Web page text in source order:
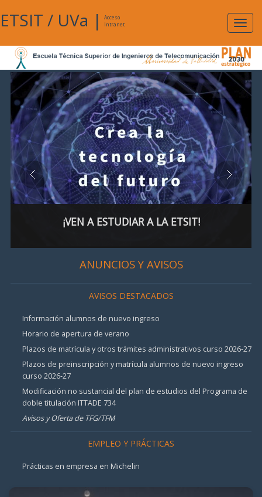
ETSIT / UVa |
Acceso
Intranet
¡VEN A ESTUDIAR A LA ETSIT!
ANUNCIOS Y AVISOS
AVISOS DESTACADOS
Información alumnos de nuevo ingreso
Horario de apertura de verano
Plazos de matrícula y otros trámites administrativos curso 2026-27
Plazos de preinscripción y matrícula alumnos de nuevo ingreso
curso 2026-27
Modificación no sustancial del plan de estudios del Programa de
doble titulación ITTADE 734
Avisos y Oferta de TFG/TFM
EMPLEO Y PRÁCTICAS
Prácticas en empresa en Michelin